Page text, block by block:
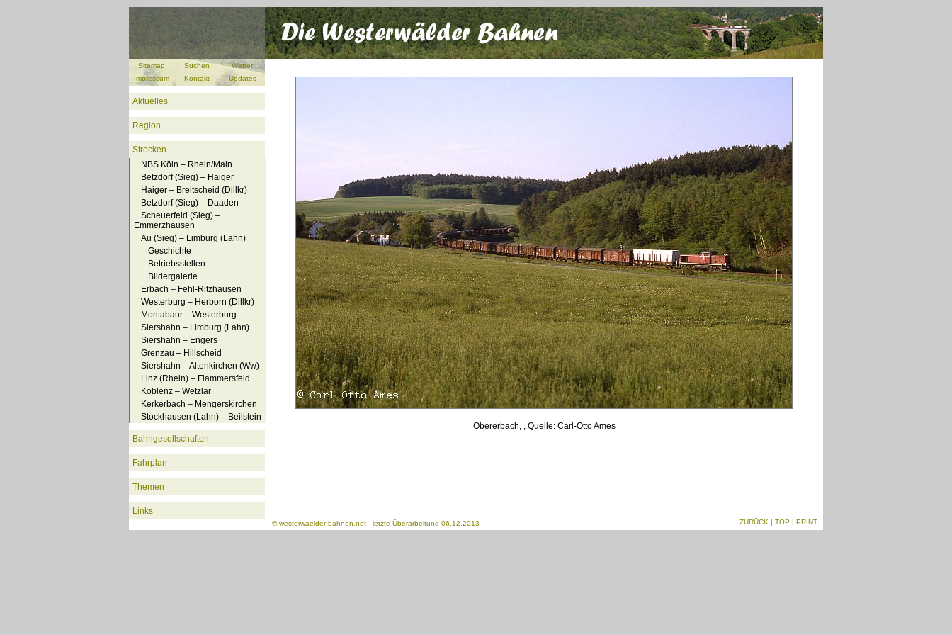
Sitemap Suchen
Wetter
Impressum
Kontakt Updates
Aktuelles
Region
Strecken
NBS Köln – Rhein/Main
Betzdorf (Sieg) – Haiger
Haiger – Breitscheid (Dillkr)
Betzdorf (Sieg) – Daaden
Scheuerfeld (Sieg) –
Emmerzhausen
Au (Sieg) – Limburg (Lahn)
Geschichte
Betriebsstellen
Bildergalerie
Erbach – Fehl-Ritzhausen
Westerburg – Herborn (Dillkr)
Montabaur – Westerburg
Siershahn – Limburg (Lahn)
Siershahn – Engers
Grenzau – Hillscheid
Siershahn – Altenkirchen (Ww)
Linz (Rhein) – Flammersfeld
Koblenz – Wetzlar
Kerkerbach – Mengerskirchen
Stockhausen (Lahn) – Beilstein
Bahngesellschaften
Fahrplan
Themen
Links
Obererbach, , Quelle: Carl-Otto Ames
©westerwaelder-bahnen.net - letzte Überarbeitung 06.12.2013 ZURÜCK | TOP | PRINT